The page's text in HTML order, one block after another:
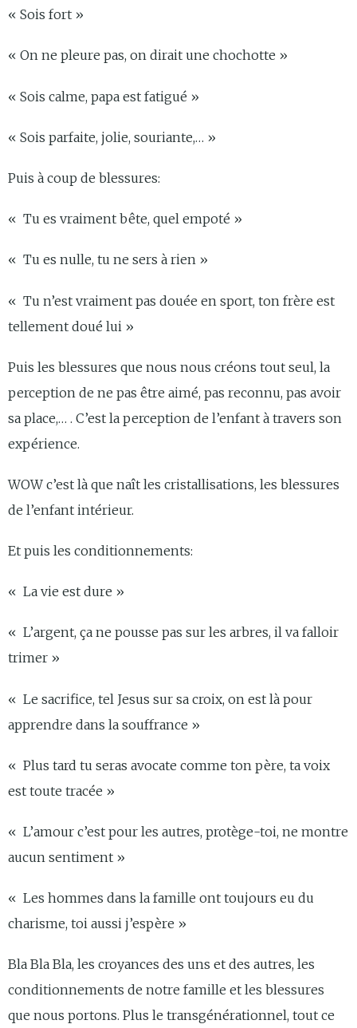
« Sois fort »
« On ne pleure pas, on dirait une chochotte »
« Sois calme, papa est fatigué »
« Sois parfaite, jolie, souriante,… »
Puis à coup de blessures:
« Tu es vraiment bête, quel empoté »
« Tu es nulle, tu ne sers à rien »
« Tu n’est vraiment pas douée en sport, ton frère est
tellement doué lui »
Puis les blessures que nous nous créons tout seul, la
perception de ne pas être aimé, pas reconnu, pas avoir
sa place,… . C’est la perception de l’enfant à travers son
expérience.
WOW c’est là que naît les cristallisations, les blessures
de l’enfant intérieur.
Et puis les conditionnements:
« La vie est dure »
« L’argent, ça ne pousse pas sur les arbres, il va falloir
trimer »
« Le sacrifice, tel Jesus sur sa croix, on est là pour
apprendre dans la souffrance »
« Plus tard tu seras avocate comme ton père, ta voix
est toute tracée »
« L’amour c’est pour les autres, protège-toi, ne montre
aucun sentiment »
« Les hommes dans la famille ont toujours eu du
charisme, toi aussi j’espère »
Bla Bla Bla, les croyances des uns et des autres, les
conditionnements de notre famille et les blessures
que nous portons. Plus le transgénérationnel, tout ce